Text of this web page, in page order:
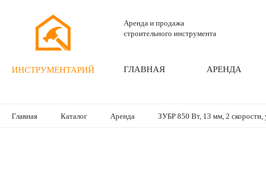
ИНСТРУМЕНТАРИЙ
Аренда и продажа
строительного инструмента
ГЛАВНАЯ АРЕНДА
Главная Каталог Аренда ЗУБР 850 Вт, 13 мм, 2 скорости,